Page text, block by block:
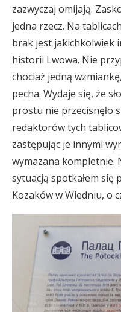
zazwyczaj omijają.
jedna rzecz. Na
brak jest jakichkolwiek
historii Lwowa. Nie
chociaż jedną
pecha. Wydaje się, że
prostu nie przecisnęło
redaktorów tych
zastępując je innymi
wymazana kompletnie.
sytuacją spotkałem
Kozaków w Wiedniu, o